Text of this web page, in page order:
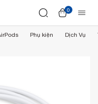
0
Phụ kiện Dịch Vụ